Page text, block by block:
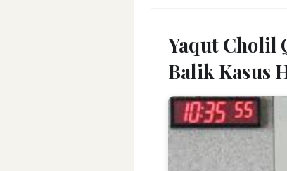
Yaqut Cholil
Balik Kasus